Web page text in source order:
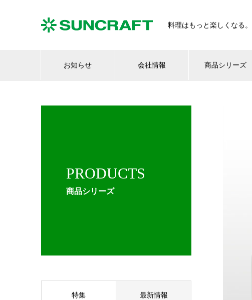
料理はもっと楽しくなる。
お知らせ 会社情報 商品シリーズ
PRODUCTS
商品シリーズ
特集 最新情報